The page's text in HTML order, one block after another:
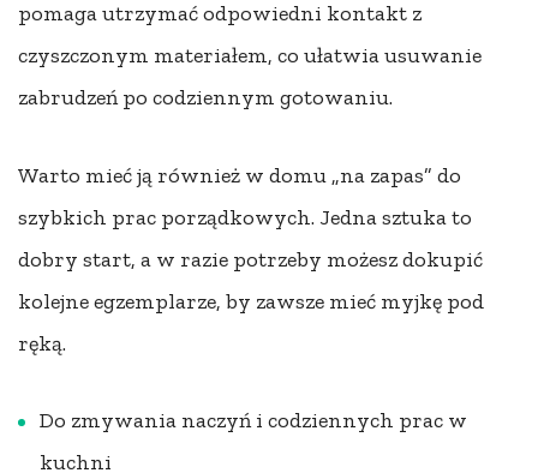
pomaga utrzymać odpowiedni kontakt z
czyszczonym materiałem, co ułatwia usuwanie
zabrudzeń po codziennym gotowaniu.
Warto mieć ją również w domu „na zapas” do
szybkich prac porządkowych. Jedna sztuka to
dobry start, a w razie potrzeby możesz dokupić
kolejne egzemplarze, by zawsze mieć myjkę pod
ręką.
Do zmywania naczyń i codziennych prac w
kuchni